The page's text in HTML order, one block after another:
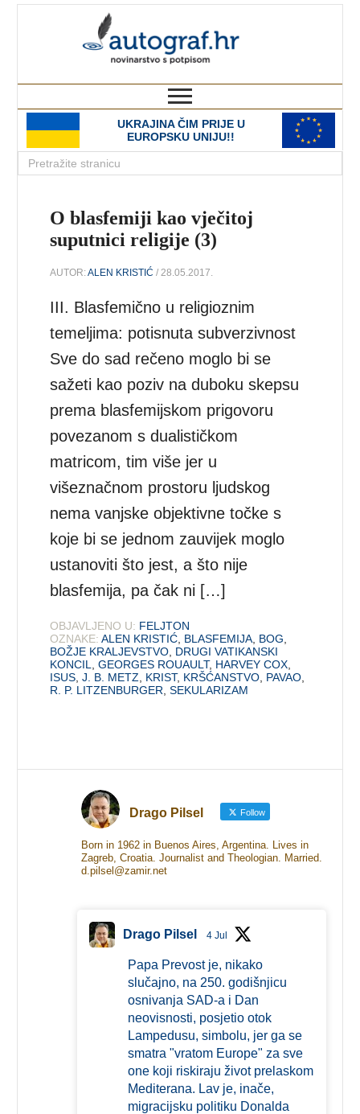
UKRAJINA ČIM PRIJE U
EUROPSKU UNIJU!!
O blasfemiji kao vječitoj
suputnici religije (3)
AUTOR:ALEN KRISTIĆ / 28.05.2017.
III. Blasfemično u religioznim
temeljima: potisnuta subverzivnost
Sve do sad rečeno moglo bi se
sažeti kao poziv na duboku skepsu
prema blasfemijskom prigovoru
povezanom s dualističkom
matricom, tim više jer u
višeznačnom prostoru ljudskog
nema vanjske objektivne točke s
koje bi se jednom zauvijek moglo
ustanoviti što jest, a što nije
blasfemija, pa čak ni […]
OBJAVLJENO U: FELJTON
OZNAKE: ALEN KRISTIĆ BLASFEMIJA BOG
BOŽJE KRALJEVSTVO DRUGI VATIKANSKI
KONCIL
,GEORGES ROUAULT, HARVEY COX
ISUS ,J. B. METZ KRIST, KRŠĆANSTVO PAVAO
R. P. LITZENBURGER ,SEKULARIZAM
Drago Pilsel Follow
Born in 1962 in Buenos Aires, Argentina. Lives in
Zagreb, Croatia. Journalist and Theologian. Married.
d.pilsel@zamir.net
Drago Pilsel 4 Jul
Papa Prevost je, nikako
slučajno, na 250. godišnjicu
osnivanja SAD-a i Dan
neovisnosti, posjetio otok
Lampedusu, simbolu, jer ga se
smatra "vratom Europe" za sve
one koji riskiraju život prelaskom
Mediterana. Lav je, inače,
migracijsku politiku Donalda